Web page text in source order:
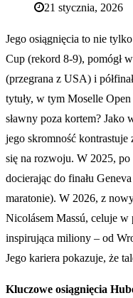
21 stycznia, 2026
Jego osiągnięcia to nie
Cup (rekord 8-9), pomógł
(przegrana z USA) i
tytuły, w tym Moselle
sławny poza kortem? Jako
jego skromność
się na rozwoju. W 2025, po
docierając do finału
maratonie). W 2026, z
Nicolásem Massú, celuje
inspirująca miliony – od
Jego kariera pokazuje, że
Kluczowe osiągnięcia